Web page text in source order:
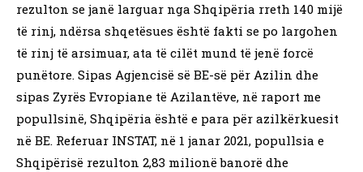
rezulton se janë larguar nga Shqipëria rreth 140 mijë
të rinj, ndërsa shqetësues është fakti se po largohen
të rinj të arsimuar, ata të cilët mund të jenë forcë
punëtore. Sipas Agjencisë së BE-së për Azilin dhe
sipas Zyrës Evropiane të Azilantëve, në raport me
popullsinë, Shqipëria është e para për azilkërkuesit
në BE. Referuar INSTAT, në 1 janar 2021, popullsia e
Shqipërisë rezulton 2,83 milionë banorë dhe